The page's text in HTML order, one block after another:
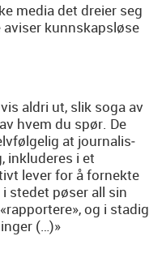
media det dreier seg
kunnskap­sløse
aldri ut, slik soga av
hvem du spør. De
at jour­nal­is­
inklud­eres i et
lever for å fornek­te
stedet pøs­er all sin
og i stadig
(…)»